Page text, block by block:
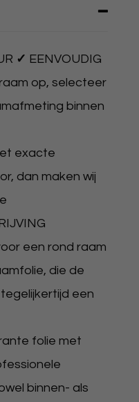
✓ EENVOUDIG
op, selecteer
binnen
exacte
dan maken wij
een rond raam
die de
een
folie met
binnen- als